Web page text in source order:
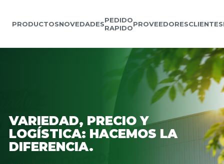
PRODUCTOSNOVEDADESPEDIDO
RAPIDOPROVEEDORESCLIENTES
VARIEDAD, PRECIO Y
LOGÍSTICA: HACEMOS LA
DIFERENCIA.